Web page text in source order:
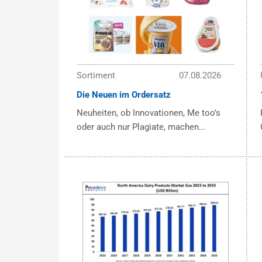
Sortiment
07.08.2026
Die Neuen im Ordersatz
Neuheiten, ob Innovationen, Me too’s
oder auch nur Plagiate, machen...